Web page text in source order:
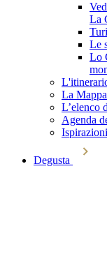
La
Le
Lo
La
L’elenco
Agenda
Ispirazioni
Degusta